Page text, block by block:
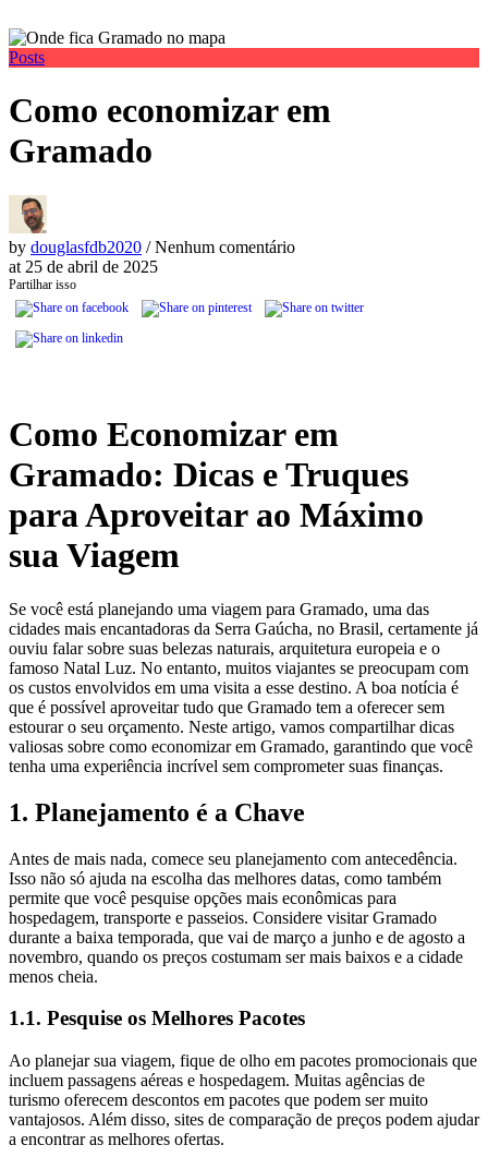
Posts
Como economizar em
Gramado
by douglasfdb2020 / Nenhum comentário
at 25 de abril de 2025
Partilhar isso
Como Economizar em
Gramado: Dicas e Truques
para Aproveitar ao Máximo
sua Viagem
Se você está planejando uma viagem para Gramado, uma das
cidades mais encantadoras da Serra Gaúcha, no Brasil, certamente já
ouviu falar sobre suas belezas naturais, arquitetura europeia e o
famoso Natal Luz. No entanto, muitos viajantes se preocupam com
os custos envolvidos em uma visita a esse destino. A boa notícia é
que é possível aproveitar tudo que Gramado tem a oferecer sem
estourar o seu orçamento. Neste artigo, vamos compartilhar dicas
valiosas sobre como economizar em Gramado, garantindo que você
tenha uma experiência incrível sem comprometer suas finanças.
1. Planejamento é a Chave
Antes de mais nada, comece seu planejamento com antecedência.
Isso não só ajuda na escolha das melhores datas, como também
permite que você pesquise opções mais econômicas para
hospedagem, transporte e passeios. Considere visitar Gramado
durante a baixa temporada, que vai de março a junho e de agosto a
novembro, quando os preços costumam ser mais baixos e a cidade
menos cheia.
1.1. Pesquise os Melhores Pacotes
Ao planejar sua viagem, fique de olho em pacotes promocionais que
incluem passagens aéreas e hospedagem. Muitas agências de
turismo oferecem descontos em pacotes que podem ser muito
vantajosos. Além disso, sites de comparação de preços podem ajudar
a encontrar as melhores ofertas.